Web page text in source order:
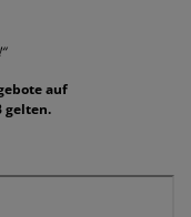
auf
gelten.